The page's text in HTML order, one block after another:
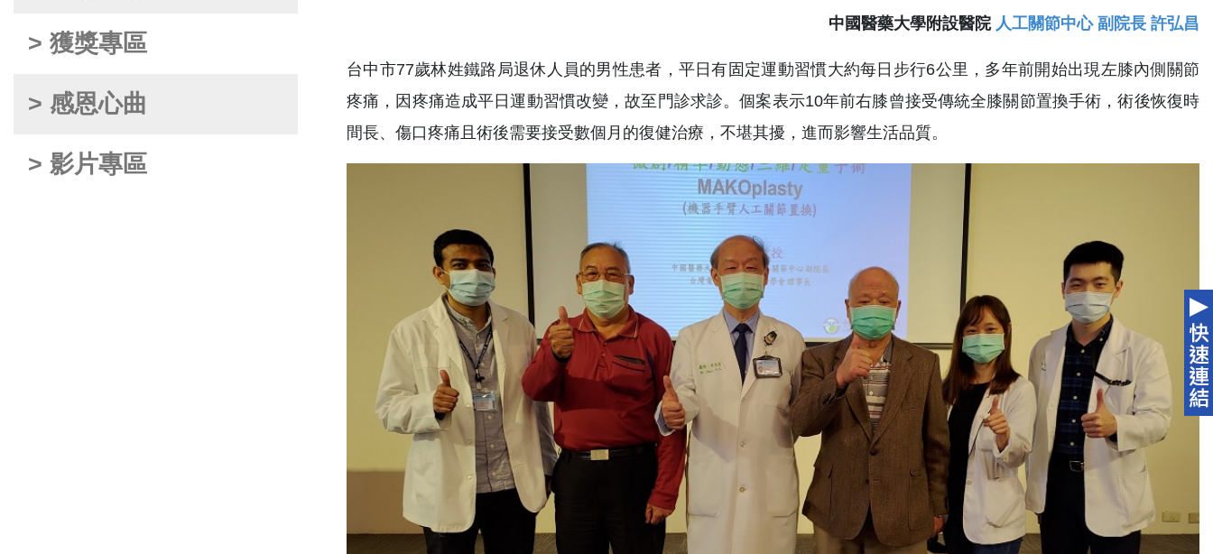
> 獲獎專區
> 感恩心曲
> 影片專區
中國醫藥大學附設醫院 人工關節中心 副院長 許弘昌
台中市77歲林姓鐵路局退休人員的男性患者，平日有固定運動習慣大約每日步行6公里，多年前開始出現左膝內側關節
疼痛，因疼痛造成平日運動習慣改變，故至門診求診。個案表示10年前右膝曾接受傳統全膝關節置換手術，術後恢復時
間長、傷口疼痛且術後需要接受數個月的復健治療，不堪其擾，進而影響生活品質。